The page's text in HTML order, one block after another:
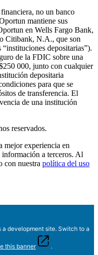
no un banco
mantiene sus
en Wells Fargo Bank,
Citibank, N.A., que son
depositarias”).
de la FDIC sobre una
000, junto con cualquier
depositaria
para que se
de transferencia. El
de una institución
reservados.
mejor experiencia en
a terceros. Al
con nuestra política del uso
a development site. Switch to a
this banner .